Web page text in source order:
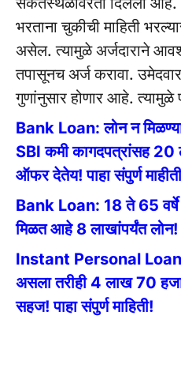
भरताना चुकीची माहिती
असेल. त्यामुळे अर्जदाराने
तपासूनच अर्ज करावा.
गुणांनुसार होणार आहे.
Bank Loan: लोन न
SBI कमी कागदपत्रांसह 20
ऑफर देतेय! पाहा संपुर्ण
Bank Loan: 18 ते 65 वर्षे
मिळत आहे 8 लाखांपर्यंत
Instant Personal
असला तरीही 4 लाख 70
सहज! पाहा संपुर्ण माहिती!